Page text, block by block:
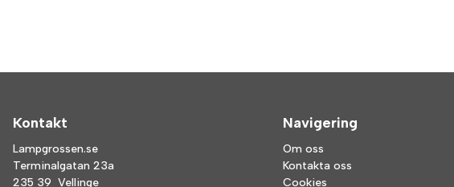
Kontakt
Lampgrossen.se
Terminalgatan 23a
235 39 Vellinge
Navigering
Om oss
Kontakta oss
Cookies